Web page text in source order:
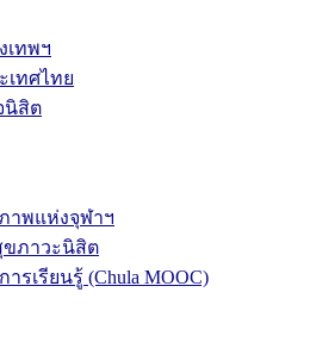
เทพฯ
เทศไทย
นิสิต
าพแห่งจุฬาฯ
ขภาวะนิสิต
รเรียนรู้ (Chula MOOC)